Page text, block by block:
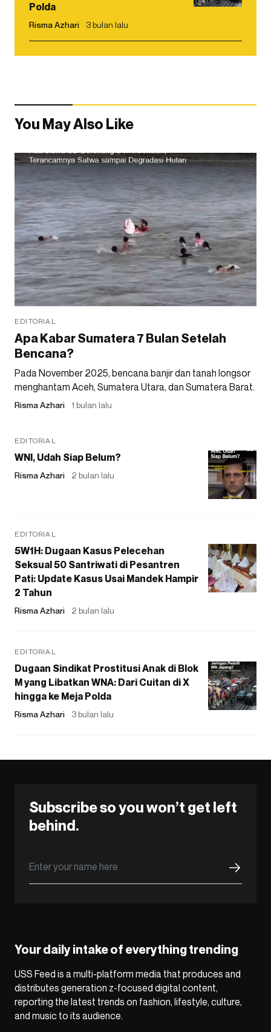
Polda
Risma Azhari 3 bulan lalu
You May Also Like
EDITORIAL
Apa Kabar Sumatera 7 Bulan Setelah
Bencana?
Pada November 2025, bencana banjir dan tanah longsor
menghantam Aceh, Sumatera Utara, dan Sumatera Barat.
Risma Azhari 1 bulan lalu
EDITORIAL
WNI, Udah Siap Belum?
Risma Azhari 2 bulan lalu
EDITORIAL
5W1H: Dugaan Kasus Pelecehan
Seksual 50 Santriwati di Pesantren
Pati: Update Kasus Usai Mandek Hampir
2 Tahun
Risma Azhari 2 bulan lalu
EDITORIAL
Dugaan Sindikat Prostitusi Anak di Blok
M yang Libatkan WNA: Dari Cuitan di X
hingga ke Meja Polda
Risma Azhari 3 bulan lalu
Subscribe so you won’t get left
behind.
Your daily intake of everything trending
USS Feed is a multi-platform media that produces and
distributes generation z-focused digital content,
reporting the latest trends on fashion, lifestyle, culture,
and music to its audience.